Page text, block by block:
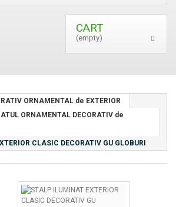
CART
(empty)
ORNAMENTAL de EXTERIOR
ORNAMENTAL DECORATIV de
CLASIC DECORATIV GU GLOBURI